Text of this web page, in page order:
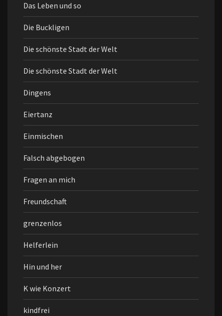
Das Leben und so
Die Buckligen
Die schönste Stadt der Welt
Die schönste Stadt der Welt
Dingens
Eiertanz
Einmischen
Falsch abgebogen
Fragen an mich
Freundschaft
grenzenlos
Helferlein
Hin und her
K wie Konzert
kindfrei